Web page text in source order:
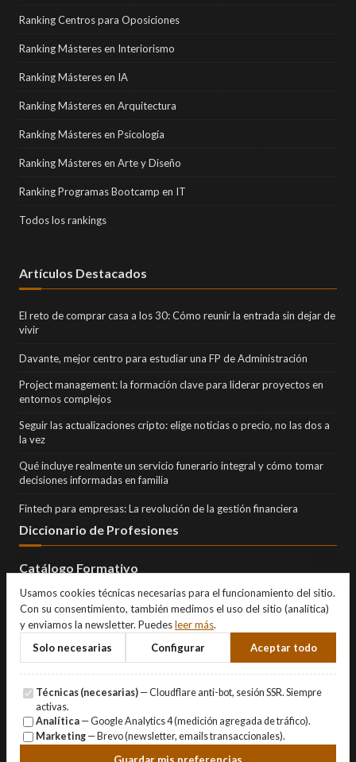
Ranking Centros para Oposiciones
Ranking Másteres en Interiorismo
Ranking Másteres en IA
Ranking Másteres en Arquitectura
Ranking Másteres en Psicología
Ranking Másteres en Arte y Diseño
Ranking Programas Bootcamp en IT
Todos los rankings
Artículos Destacados
El reto de comprar casa a los 30: Cómo reunir la entrada sin dejar de
vivir
Davante, mejor centro para estudiar una FP de Administración
Project management: la formación clave para liderar proyectos en
entornos complejos
Seguir las actualizaciones cripto: elige noticias o precio, no las dos a
la vez
Qué incluye realmente un servicio funerario integral y cómo tomar
decisiones informadas en familia
Fintech para empresas: La revolución de la gestión financiera
Diccionario de Profesiones
Catálogo Formativo
Usamos cookies técnicas necesarias para el funcionamiento del sitio.
Con su consentimiento, también medimos el uso del sitio (analítica)
y enviamos la newsletter. Puedesleer más.
Solo necesarias
Configurar Aceptar todo
Técnicas (necesarias) — Cloudflare anti-bot, sesión SSR. Siempre
activas.
Analítica — Google Analytics 4 (medición agregada de tráfico).
Marketing — Brevo (newsletter, emails transaccionales).